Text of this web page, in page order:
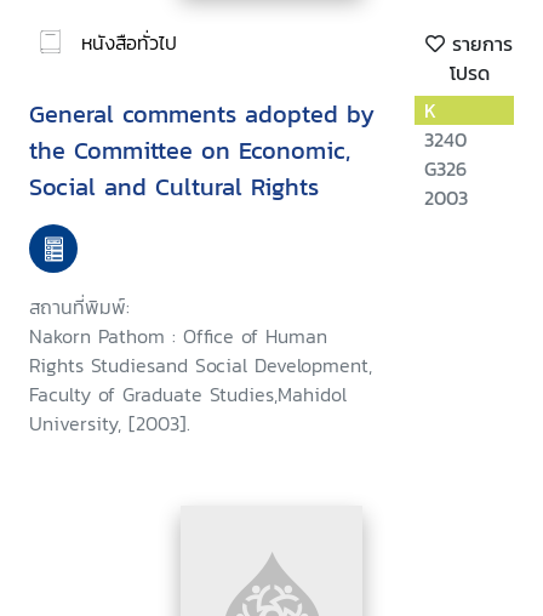
หนังสือทั่วไป
รายการ
โปรด
General comments adopted by
the Committee on Economic,
Social and Cultural Rights
สถานที่พิมพ์:
Nakorn Pathom : Office of Human
Rights Studiesand Social Development,
Faculty of Graduate Studies,Mahidol
University, [2003].
K
3240
G326
2003